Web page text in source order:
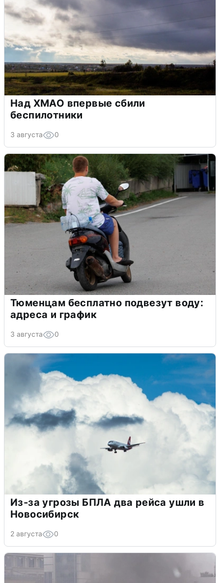
Над ХМАО впервые сбили
беспилотники
3 августа 0
Тюменцам бесплатно подвезут воду:
адреса и график
3 августа 0
Из-за угрозы БПЛА два рейса ушли в
Новосибирск
2 августа 0